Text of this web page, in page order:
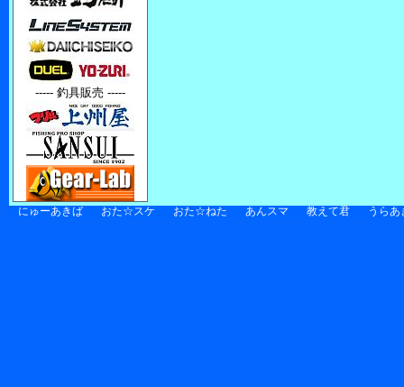
----- 釣具販売 -----
にゅーあきば おた☆スケ おた☆ねた あんスマ 教えて君 うらあ